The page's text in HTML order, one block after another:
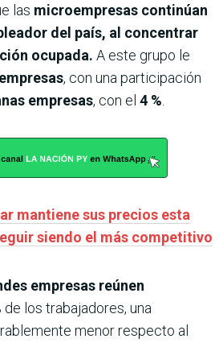
las microempresas continúan
del país, al concentrar
ocupada. A este grupo le
, con una participación
empresas, con el 4 %
mantiene sus precios esta
siendo el más competitivo
empresas reúnen
de los trabajadores, una
menor respecto al